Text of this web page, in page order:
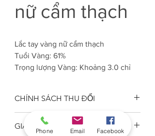
nữ cẩm thạch
Lắc tay vàng nữ cẩm thạch
Tuổi Vàng: 61%
Trọng lượng Vàng: Khoảng 3.0 chỉ
CHÍNH SÁCH THU ĐỔI
Công ty VJC 610 đảm bảo chất
lượng tuổi vàng trang sức đúng
GIAO HÀNG
Phone Email Facebook